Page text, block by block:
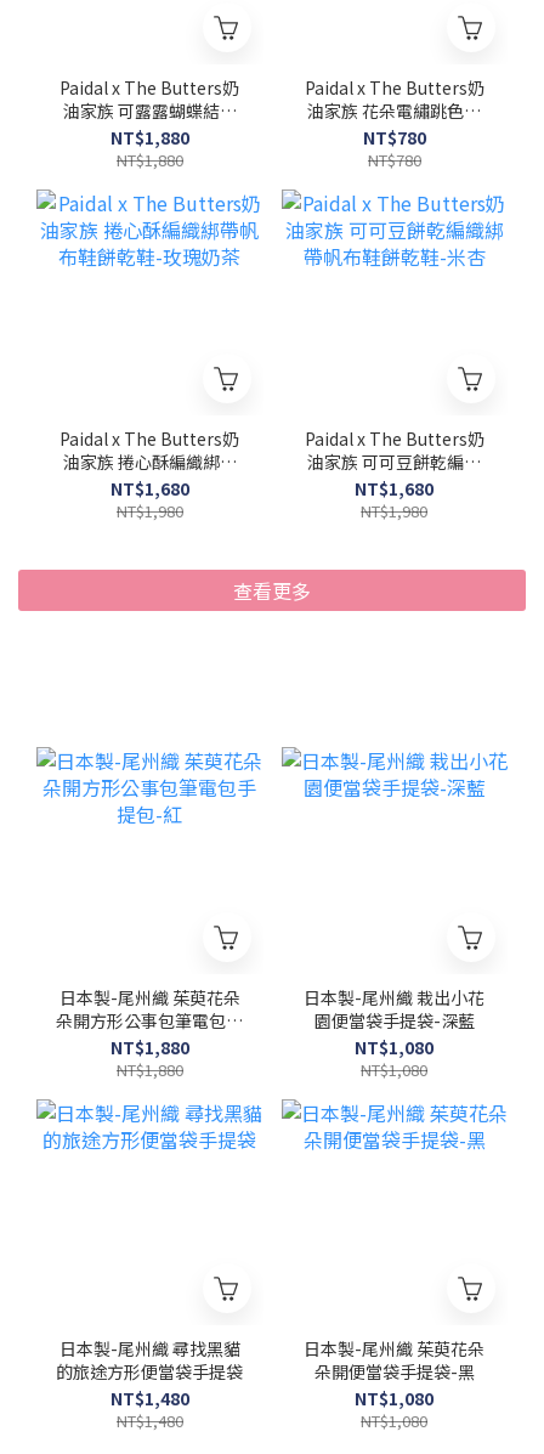
Paidal x The Butters奶
油家族 可露露蝴蝶結信
封式真皮短皮夾
NT$1,880
NT$1,880
Paidal x The Butters奶
油家族 花朵電繡跳色棒
球帽
NT$780
NT$780
Paidal x The Butters奶
油家族 捲心酥編織綁帶
帆布鞋餅乾鞋-玫瑰奶茶
NT$1,680
NT$1,980
Paidal x The Butters奶
油家族 可可豆餅乾編織
綁帶帆布鞋餅乾鞋-米杏
NT$1,680
NT$1,980
查看更多
日本製-尾州織 茱萸花朵
朵開方形公事包筆電包手
提包-紅
NT$1,880
NT$1,880
日本製-尾州織 栽出小花
園便當袋手提袋-深藍
NT$1,080
NT$1,080
日本製-尾州織 尋找黑貓
的旅途方形便當袋手提袋
NT$1,480
NT$1,480
日本製-尾州織 茱萸花朵
朵開便當袋手提袋-黑
NT$1,080
NT$1,080